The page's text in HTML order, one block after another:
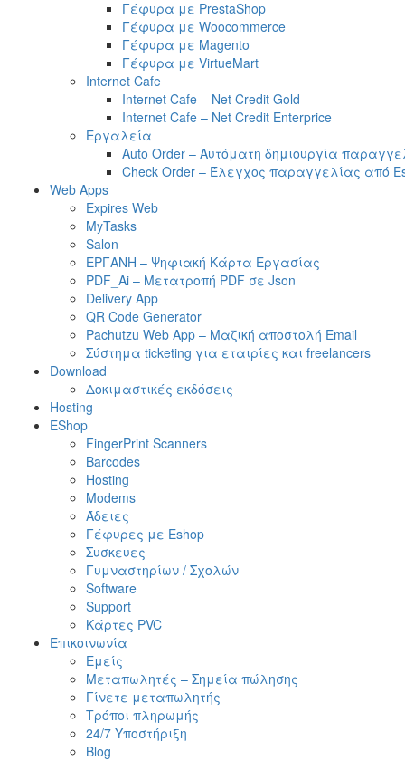
Γέφυρα με PrestaShop
Γέφυρα με Woocommerce
Γέφυρα με Magento
Γέφυρα με VirtueMart
Internet Cafe
Internet Cafe – Net Credit Gold
Internet Cafe – Net Credit Enterprice
Εργαλεία
Auto Order – Αυτόματη δημιουργία
Check Order – Έλεγχος παραγγελίας από
Web Apps
Expires Web
MyTasks
Salon
ΕΡΓΑΝΗ – Ψηφιακή Κάρτα Εργασίας
PDF_Ai – Μετατροπή PDF σε Json
Delivery App
QR Code Generator
Pachutzu Web App – Μαζική αποστολή Email
Σύστημα ticketing για εταιρίες και freelancers
Download
Δοκιμαστικές εκδόσεις
Hosting
EShop
FingerPrint Scanners
Barcodes
Hosting
Modems
Άδειες
Γέφυρες με Eshop
Συσκευες
Γυμναστηρίων / Σχολών
Software
Support
Κάρτες PVC
Επικοινωνία
Εμείς
Μεταπωλητές – Σημεία πώλησης
Γίνετε μεταπωλητής
Τρόποι πληρωμής
24/7 Υποστήριξη
Blog